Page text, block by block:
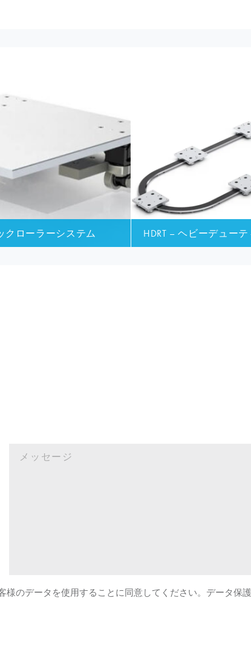
クローラーシステム HDRT – ヘビーデュー
様のデータを使用することに同意してください。データ保護